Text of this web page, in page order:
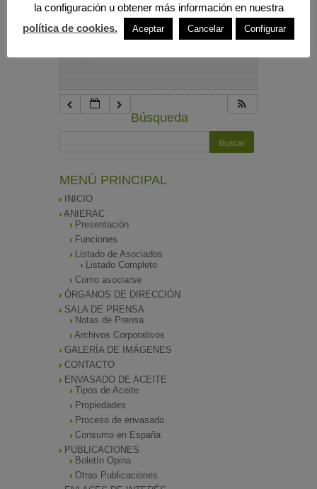
10:00 pm
Búsqueda
MENÚ PRINCIPAL
INICIO
ANIERAC
Presentación
Funciones
Listado de Asociados
Listado Completo
Como asociarse
ÓRGANOS DE DIRECCIÓN
SALA DE PRENSA
Notas de Prensa
Archivos Corporativos
GALERÍA DE IMÁGENES
CONTACTO
ENVASADO DE ACEITE
Tipos de Aceite
Propiedades
Proceso de envasado
Consumo en España
PUBLICACIONES
Boletín Opina
Otras Publicaciones
la configuración u obtener más información en nuestra
política de cookies.
Aceptar Cancelar Configurar